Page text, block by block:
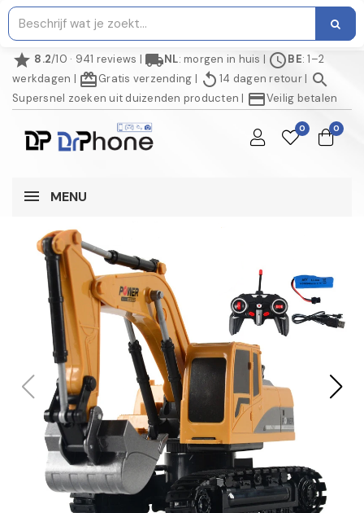
star 8.2/10 · 941 reviews | local_shippingNL: morgen in huis | scheduleBE: 1–2
werkdagen | redeemGratis verzending | replay 14 dagen retour| search
Supersnel zoeken uit duizenden producten | credit_cardVeilig betalen
0 0
MENU
NIET OP VOORRAAD